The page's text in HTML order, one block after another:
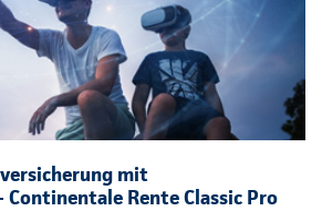
mit
Rente Classic Pro